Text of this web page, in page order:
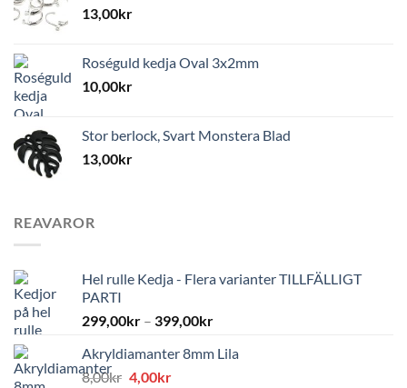
13,00kr
Roséguld kedja Oval 3x2mm
10,00kr
Stor berlock, Svart Monstera Blad
13,00kr
REAVAROR
Hel rulle Kedja - Flera varianter TILLFÄLLIGT
PARTI
299,00kr – 399,00kr
Akryldiamanter 8mm Lila
8,00kr Det
4,00krDet